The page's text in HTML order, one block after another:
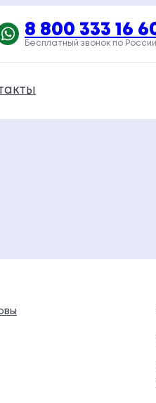
8 800 333 16
Бесплатный звонок по России